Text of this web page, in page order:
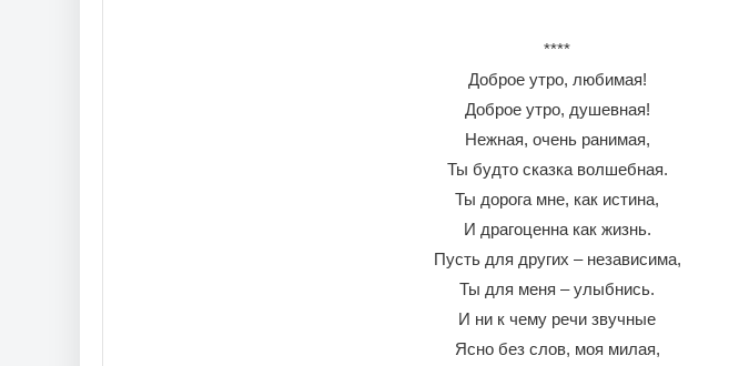
****
Доброе утро, любимая!
Доброе утро, душевная!
Нежная, очень ранимая,
Ты будто сказка волшебная.
Ты дорога мне, как истина,
И драгоценна как жизнь.
Пусть для других – независима,
Ты для меня – улыбнись.
И ни к чему речи звучные
Ясно без слов, моя милая,